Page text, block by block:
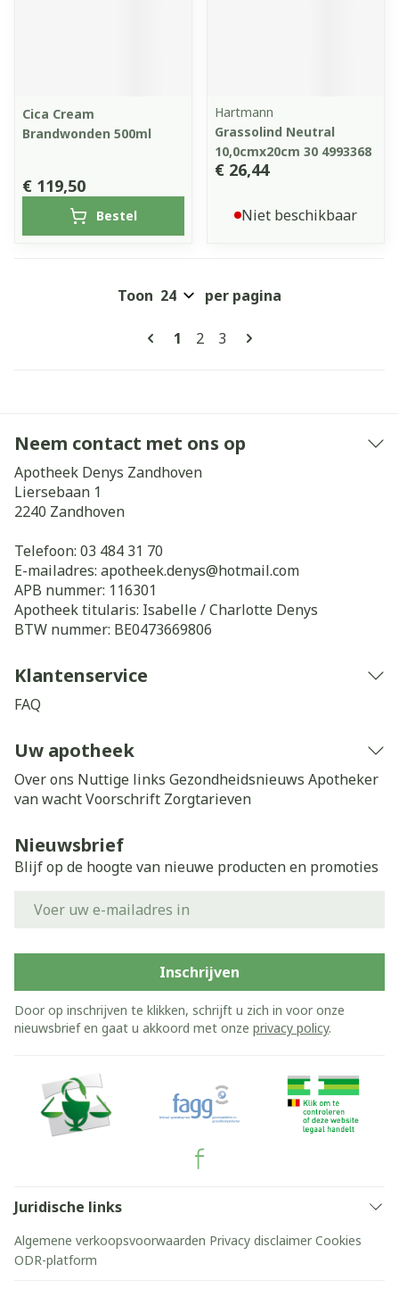
Cica Cream
Brandwonden 500ml
€ 119,50
Bestel
Hartmann
Grassolind Neutral
10,0cmx20cm 30 4993368
€ 26,44
Niet beschikbaar
Pagina's
U lees momenteel pagina
1 Pagina
2 Pagina
3
Toon per pagina
Neem contact met ons op
Apotheek Denys Zandhoven
Liersebaan 1
2240 Zandhoven
Telefoon: 03 484 31 70
E-mailadres: apotheek.denys@hotmail.com
APB nummer: 116301
Apotheek titularis: Isabelle / Charlotte Denys
BTW nummer: BE0473669806
Klantenservice
FAQ
Uw apotheek
Over ons Nuttige links Gezondheidsnieuws Apotheker
van wachtVoorschrift Zorgtarieven
Nieuwsbrief
Blijf op de hoogte van nieuwe producten en promoties
Inschrijven
Door op inschrijven te klikken, schrijft u zich in voor onze
nieuwsbrief en gaat u akkoord met onze privacy policy.
Juridische links
Algemene verkoopsvoorwaarden Privacy disclaimer Cookies
ODR-platform